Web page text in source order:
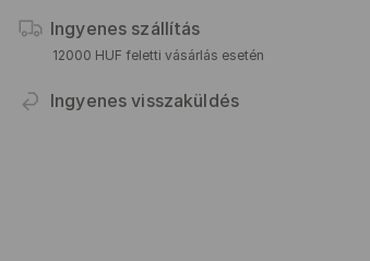
Ingyenes szállítás
12000 HUF feletti vásárlás esetén
Ingyenes visszaküldés